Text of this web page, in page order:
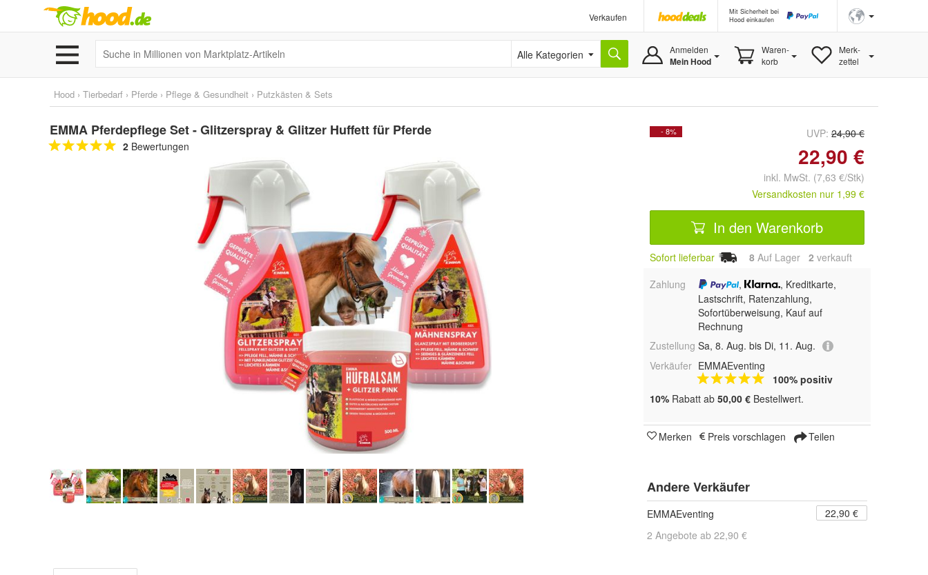
Verkaufen
Mit Sicherheit bei
Hood einkaufen
Alle Kategorien Anmelden
Mein Hood
Waren-
korb
Merk-
zettel
Hood › Tierbedarf › Pferde › Pflege & Gesundheit › Putzkästen & Sets
EMMA Pferdepflege Set - Glitzerspray & Glitzer Huffett für Pferde
2 Bewertungen
- 8% UVP: 24,90 €
22,90 €
inkl. MwSt. (7,63 €/Stk)
Versandkosten nur 1,99 €
In den Warenkorb
Sofort lieferbar 8 Auf Lager 2 verkauft
Zahlung
,
, Kreditkarte,
Lastschrift, Ratenzahlung,
Sofortüberweisung, Kauf auf
Rechnung
Zustellung Sa, 8. Aug. bis Di, 11. Aug.
Verkäufer EMMAEventing
100% positiv
10% Rabatt ab 50,00 € Bestellwert.
Merken Preis vorschlagen Teilen
Andere Verkäufer
EMMAEventing
22,90 €
2 Angebote ab 22,90 €